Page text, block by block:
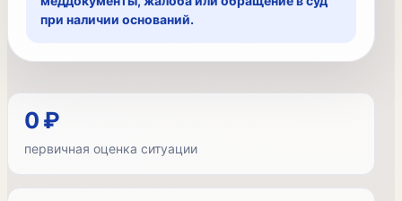
при наличии оснований.
0 ₽
первичная оценка ситуации